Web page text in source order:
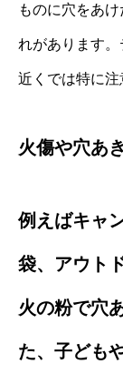
ものに穴をあ
れがあります
近くでは特に注
火傷や穴あ
例えばキャ
袋、アウト
火の粉で穴
た、子ども